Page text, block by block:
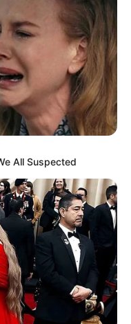
mundo
AL em evento anual.
cumpre 125 mandados
Programa Saúde com
Insalubridade com base
All Suspected